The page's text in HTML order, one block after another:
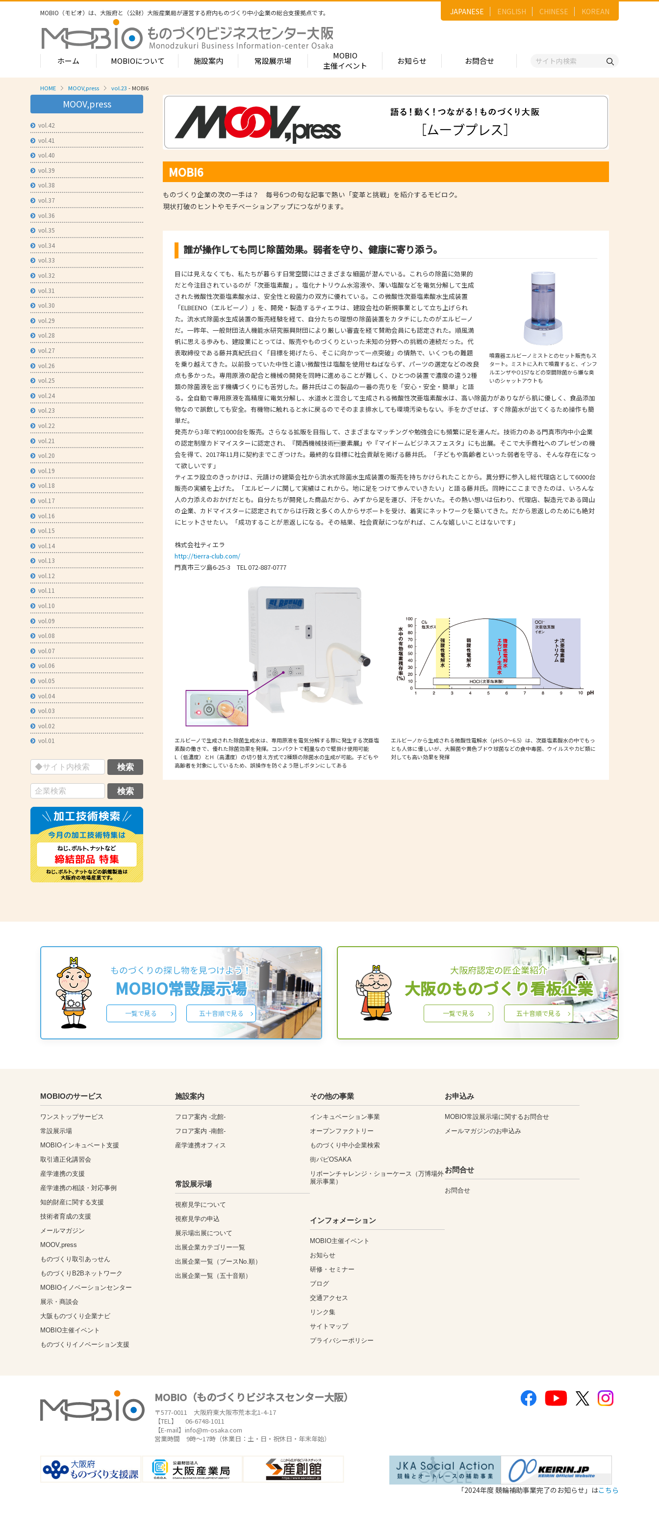
MOBIO（モビオ）は、大阪府と（公財）大阪産業局が運営する府内ものづくり中小企業の総合支援拠点です。 JAPANESE ENGLISH CHINESE KOREAN
ホーム MOBIOについて
MOBIOのサービス
- ワンストップサービス
- 常設展示場
- MOBIOインキュベート支援
- 取引適正化講習会
- 産学連携の支援
- 産学連携の相談・対応事例
- 技術者育成の支援
- メールマガジン
- MOOV,press
- ものづくり取引あっせん
- ものづくりB2Bネットワーク
- MOBIOイノベーションセンター
- 展示・商談会
- 大阪ものづくり企業ナビ
- MOBIO主催イベント
- ものづくりイノベーション支援
- 大規模展示商談会活用事業（出展支援事業）
- 大阪府中小企業等外国出願支援事業
- 大阪製ブランド認定制度
- 大阪の伝統工芸品
MOBIOとは
- MOBIOの4つの戦略
- オープンファクトリー
- ものづくり中小企業検索
- 街パビOSAKA
- リボーンチャレンジ・ショーケース
（万博場外展示事業）
施設案内
- フロア案内 -北館-
1-2階（常設展示企業五十音順一覧）
常設展示場のご案内
4階（インキュベートルーム）
- フロア案内 -南館-
1階
産学連携オフィス
3階
常設展示場
常設展示場
- MOBIO 常設展示場
視察見学について
展示場出展について
出展のメリット
出展するには？
出展までの流れ
出展企業の声
出展企業紹介
- 出展企業カテゴリー一覧
出展企業一覧（ブースNo.順）
出展企業一覧（五十音順）
- 業種から探す（出展企業）
部品・部材
化学・樹脂
MOBIO
主催イベント
お知らせ お問合せ
HOME MOOV,press vol.23 - MOBI6
MOOV,press
vol.42
vol.41
vol.40
vol.39
vol.38
vol.37
vol.36
vol.35
vol.34
vol.33
vol.32
vol.31
vol.30
vol.29
vol.28
vol.27
vol.26
vol.25
vol.24
vol.23
vol.22
vol.21
vol.20
vol.19
vol.18
vol.17
vol.16
vol.15
vol.14
vol.13
vol.12
vol.11
vol.10
vol.09
vol.08
vol.07
vol.06
vol.05
vol.04
vol.03
vol.02
vol.01
MOBI6
ものづくり企業の次の一手は？ 毎号6つの旬な記事で熱い「変革と挑戦」を紹介するモビロク。
現状打破のヒントやモチベーションアップにつながります。
誰が操作しても同じ除菌効果。弱者を守り、健康に寄り添う。
噴霧器エルビーノミストとのセット販売もス
タート。ミストに入れて噴霧すると、インフ
ルエンザやO157などの空間除菌から嫌な臭
いのシャットアウトも
目には見えなくても、私たちが暮らす日常空間にはさまざまな細菌が潜んでいる。これらの除菌に効果的
だと今注目されているのが「次亜塩素酸」。塩化ナトリウム水溶液や、薄い塩酸などを電気分解して生成
された微酸性次亜塩素酸水は、安全性と殺菌力の双方に優れている。この微酸性次亜塩素酸水生成装置
「ELBEENO（エルビーノ）」を、開発・製造するティエラは、建設会社の新規事業として立ち上げられ
た。流水式除菌水生成装置の販売経験を経て、自分たちの理想の除菌装置をカタチにしたのがエルビーノ
だ。一昨年、一般財団法人機能水研究振興財団により厳しい審査を経て賛助会員にも認定された。順風満
帆に思える歩みも、建設業にとっては、販売やものづくりといった未知の分野への挑戦の連続だった。代
表取締役である藤井真紀氏曰く「目標を掲げたら、そこに向かって一点突破」の情熱で、いくつもの難題
を乗り越えてきた。以前扱っていた中性と違い微酸性は塩酸を使用せねばならず、パーツの選定などの改良
点も多かった。専用原液の配合と機械の開発を同時に進めることが難しく、ひとつの装置で濃度の違う2種
類の除菌液を出す機構づくりにも苦労した。藤井氏はこの製品の一番の売りを「安心・安全・簡単」と語
る。全自動で専用原液を高精度に電気分解し、水道水と混合して生成される微酸性次亜塩素酸水は、高い除菌力がありながら肌に優しく、食品添加
物なので誤飲しても安全。有機物に触れると水に戻るのでそのまま排水しても環境汚染もない。手をかざせば、すぐ除菌水が出てくるため操作も簡
単だ。
発売から3年で約1000台を販売。さらなる拡販を目指して、さまざまなマッチングや勉強会にも頻繁に足を運んだ。技術力のある門真市内中小企業
の認定制度カドマイスターに認定され、『関西機械技術要素展』や『マイドームビジネスフェスタ』にも出展。そこで大手商社へのプレゼンの機
会を得て、2017年11月に契約までこぎつけた。最終的な目標に社会貢献を掲げる藤井氏。「子どもや高齢者といった弱者を守る、そんな存在になっ
て欲しいです」
ティエラ設立のきっかけは、元請けの建築会社から流水式除菌水生成装置の販売を持ちかけられたことから。異分野に参入し総代理店として6000台
販売の実績を上げた。「エルビーノに関して実績はこれから。地に足をつけて歩んでいきたい」と語る藤井氏。同時にここまできたのは、いろんな
人の力添えのおかげだとも。自分たちが開発した商品だから、みずから足を運び、汗をかいた。その熱い想いは伝わり、代理店、製造元である岡山
の企業、カドマイスターに認定されてからは行政と多くの人からサポートを受け、着実にネットワークを築いてきた。だから恩返しのためにも絶対
にヒットさせたい。「成功することが恩返しになる。その結果、社会貢献につながれば、こんな嬉しいことはないです」
株式会社ティエラ
http://tierra-club.com/
門真市三ツ島6-25-3 TEL 072-887-0777
エルビーノで生成された除菌生成水は、専用原液を電気分解する際に発生する次亜塩
素酸の働きで、優れた除菌効果を発揮。コンパクトで軽量なので壁掛け使用可能
L（低濃度）とH（高濃度）の切り替え方式で2種類の除菌水の生成が可能。子どもや
高齢者を対象にしているため、誤操作を防ぐよう隠しボタンにしてある
エルビーノから生成される微酸性電解水（pH5.0～6.5）は、次亜塩素酸水の中でもっ
とも人体に優しいが、大腸菌や黄色ブドウ球菌などの食中毒菌、ウイルスやカビ類に
対しても高い効果を発揮
ものづくりの探し物を見つけよう！
MOBIO常設展示場
一覧で見る 五十音順で見る
大阪府認定の匠企業紹介
大阪のものづくり看板企業
一覧で見る 五十音順で見る
MOBIOのサービス
ワンストップサービス
常設展示場
MOBIOインキュベート支援
取引適正化講習会
産学連携の支援
産学連携の相談・対応事例
知的財産に関する支援
技術者育成の支援
メールマガジン
MOOV,press
ものづくり取引あっせん
ものづくりB2Bネットワーク
MOBIOイノベーションセンター
展示・商談会
大阪ものづくり企業ナビ
MOBIO主催イベント
ものづくりイノベーション支援
施設案内
フロア案内 -北館-
フロア案内 -南館-
産学連携オフィス
常設展示場
視察見学について
視察見学の申込
展示場出展について
出展企業カテゴリー一覧
出展企業一覧（ブースNo.順）
出展企業一覧（五十音順）
その他の事業
インキュベーション事業
オープンファクトリー
ものづくり中小企業検索
街パビOSAKA
リボーンチャレンジ・ショーケース（万博場外
展示事業）
インフォメーション
MOBIO主催イベント
お知らせ
研修・セミナー
ブログ
交通アクセス
リンク集
サイトマップ
プライバシーポリシー
お申込み
MOBIO常設展示場に関するお問合せ
メールマガジンのお申込み
お問合せ
お問合せ
MOBIO（ものづくりビジネスセンター大阪）
〒577-0011 大阪府東大阪市荒本北1-4-17
【TEL】 06-6748-1011
【E-mail】info@m-osaka.com
営業時間 9時～17時（休業日：土・日・祝休日・年末年始）
「2024年度 競輪補助事業完了のお知らせ」はこちら